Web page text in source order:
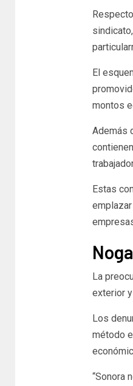
El
montos
Además
Estas
La
exterior
Los
método
“Sonora